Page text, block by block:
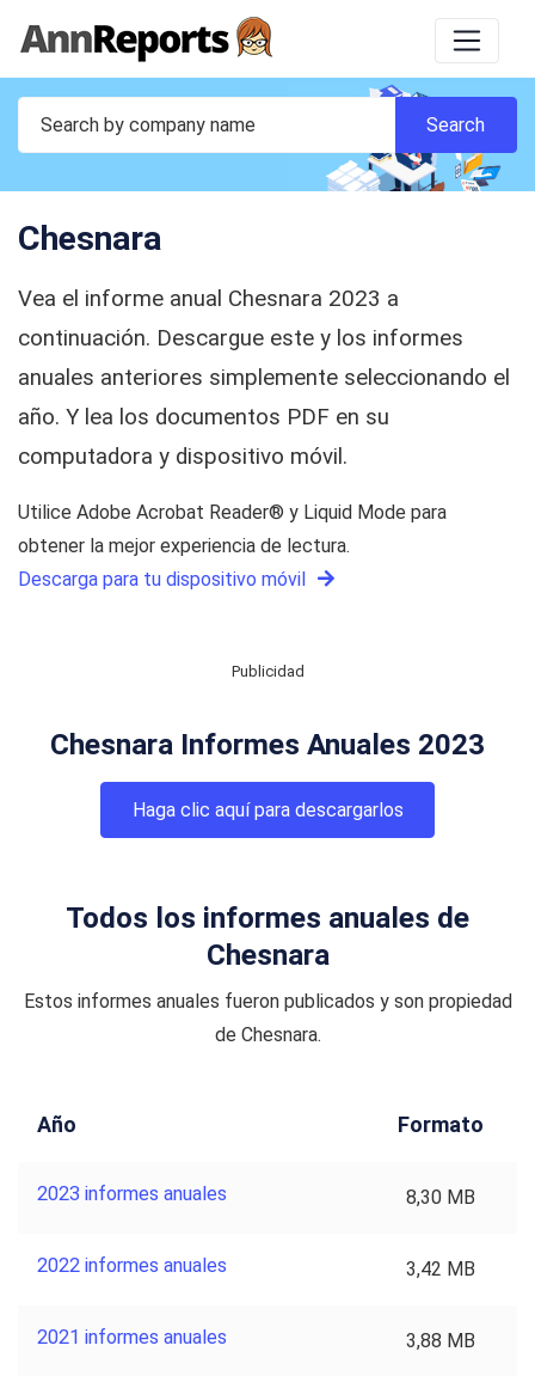
Chesnara
Vea el informe anual Chesnara 2023 a
continuación. Descargue este y los informes
anuales anteriores simplemente seleccionando el
año. Y lea los documentos PDF en su
computadora y dispositivo móvil.
Utilice Adobe Acrobat Reader® y Liquid Mode para
obtener la mejor experiencia de lectura.
Descarga para tu dispositivo móvil
Publicidad
Chesnara Informes Anuales 2023
Haga clic aquí para descargarlos
Todos los informes anuales de
Chesnara
Estos informes anuales fueron publicados y son propiedad
de Chesnara.
Año Formato
2023 informes anuales 8,30 MB
2022 informes anuales 3,42 MB
2021 informes anuales 3,88 MB